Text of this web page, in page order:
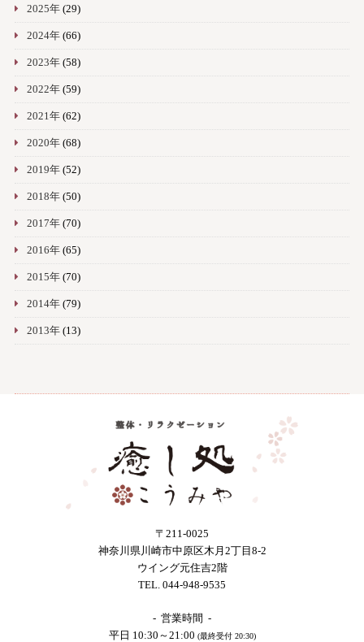
2025年(29)
2024年(66)
2023年(58)
2022年(59)
2021年(62)
2020年(68)
2019年(52)
2018年(50)
2017年(70)
2016年(65)
2015年(70)
2014年(79)
2013年(13)
〒211-0025
神奈川県川崎市中原区木月2丁目8-2
ウイング元住吉2階
TEL. 044-948-9535
- 営業時間 -
平日 10:30～21:00 (最終受付 20:30)